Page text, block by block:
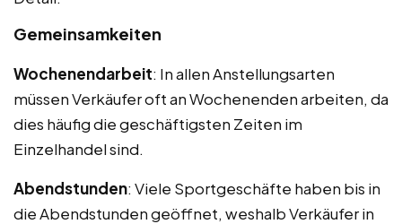
Gemeinsamkeiten
Wochenendarbeit: In allen Anstellungsarten
müssen Verkäufer oft an Wochenenden arbeiten, da
dies häufig die geschäftigsten Zeiten im
Einzelhandel sind.
Abendstunden: Viele Sportgeschäfte haben bis in
die Abendstunden geöffnet, weshalb Verkäufer in